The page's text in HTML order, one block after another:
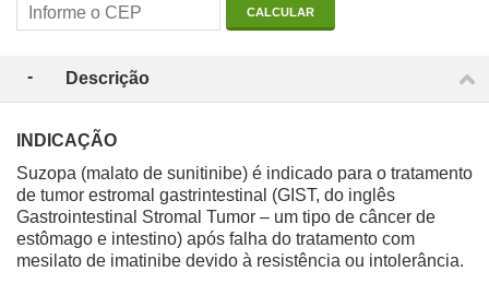
CALCULAR
Descrição
INDICAÇÃO
Suzopa (malato de sunitinibe) é indicado para o tratamento
de tumor estromal gastrintestinal (GIST, do inglês
Gastrointestinal Stromal Tumor – um tipo de câncer de
estômago e intestino) após falha do tratamento com
mesilato de imatinibe devido à resistência ou intolerância.